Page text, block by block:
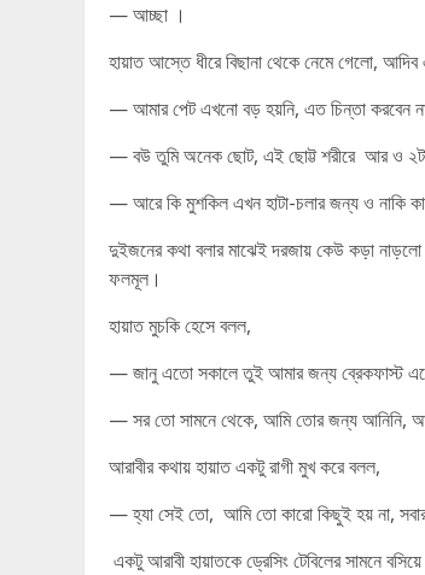
— আচ্ছা ।
হায়াত আস্তে ধীরে বিছানা থেকে নেমে গেলো,
— আমার পেট এখনো বড় হয়নি, এত চিন্তা করবেন
— বউ তুমি অনেক ছোট, এই ছোট্ট শরীরে আর ও ২টা
— আরে কি মুশকিল এখন হাটা-চলার জন্য ও নাকি
দুইজনের কথা বলার মাঝেই দরজায় কেউ কড়া
ফলমূল।
হায়াত মুচকি হেসে বলল,
— জানু এতো সকালে তুই আমার জন্য ব্রেকফাস্ট
— সর তো সামনে থেকে, আমি তোর জন্য আনিনি,
আরাবীর কথায় হায়াত একটু রাগী মুখ করে বলল,
— হ্যা সেই তো, আমি তো কারো কিছুই হয় না,
একটু আরাবী হায়াতকে ড্রেসিং টেবিলের সামনে